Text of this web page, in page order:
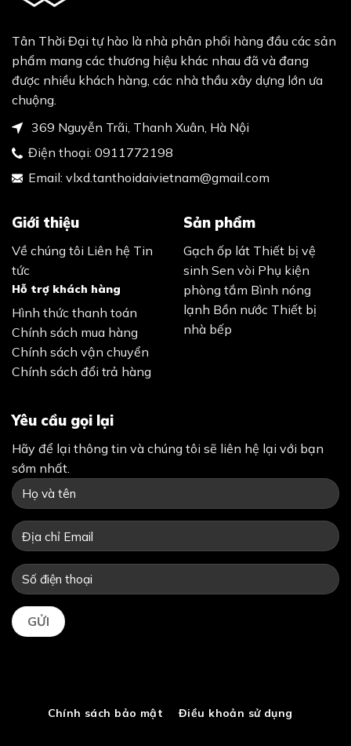
Tân Thời Đại tự hào là nhà phân phối hàng đầu các sản
phẩm mang các thương hiệu khác nhau đã và đang
được nhiều khách hàng, các nhà thầu xây dựng lớn ưa
chuộng.
369 Nguyễn Trãi, Thanh Xuân, Hà Nội
Điện thoại: 0911772198
Email: vlxd.tanthoidaivietnam@gmail.com
Giới thiệu
Về chúng tôi Liên hệ Tin
tức
Hỗ trợ khách hàng
Hình thức thanh toán
Chính sách mua hàng
Chính sách vận chuyển
Chính sách đổi trả hàng
Sản phẩm
Gạch ốp lát Thiết bị vệ
sinh Sen vòi Phụ kiện
phòng tắm Bình nóng
lạnh Bồn nước Thiết bị
nhà bếp
Yêu cầu gọi lại
Hãy để lại thông tin và chúng tôi sẽ liên hệ lại với bạn
sớm nhất.
Chính sách bảo mật Điều khoản sử dụng